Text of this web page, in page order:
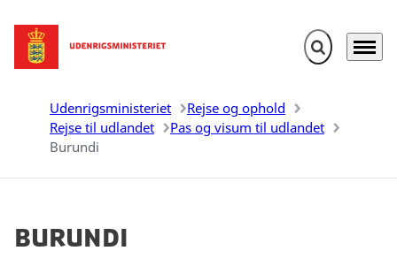
Gå til forsiden Fold søgefelt
Menu
Udenrigsministeriet
Rejse og ophold
Rejse til udlandet
Pas og visum til udlandet
Burundi
Burundi